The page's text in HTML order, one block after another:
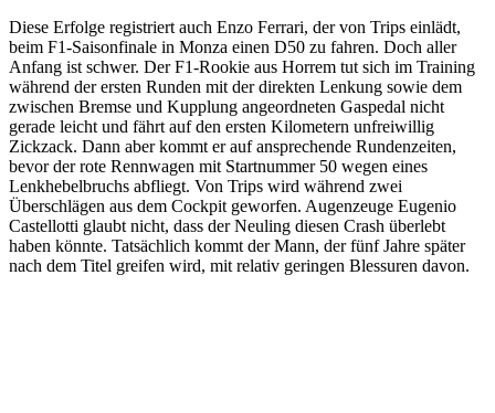
Diese Erfolge registriert auch Enzo Ferrari, der von Trips einlädt,
beim F1-Saisonfinale in Monza einen D50 zu fahren. Doch aller
Anfang ist schwer. Der F1-Rookie aus Horrem tut sich im Training
während der ersten Runden mit der direkten Lenkung sowie dem
zwischen Bremse und Kupplung angeordneten Gaspedal nicht
gerade leicht und fährt auf den ersten Kilometern unfreiwillig
Zickzack. Dann aber kommt er auf ansprechende Rundenzeiten,
bevor der rote Rennwagen mit Startnummer 50 wegen eines
Lenkhebelbruchs abfliegt. Von Trips wird während zwei
Überschlägen aus dem Cockpit geworfen. Augenzeuge Eugenio
Castellotti glaubt nicht, dass der Neuling diesen Crash überlebt
haben könnte. Tatsächlich kommt der Mann, der fünf Jahre später
nach dem Titel greifen wird, mit relativ geringen Blessuren davon.